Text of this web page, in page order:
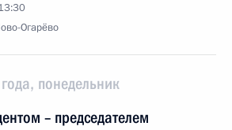
Огарёво
понедельник
– председателем